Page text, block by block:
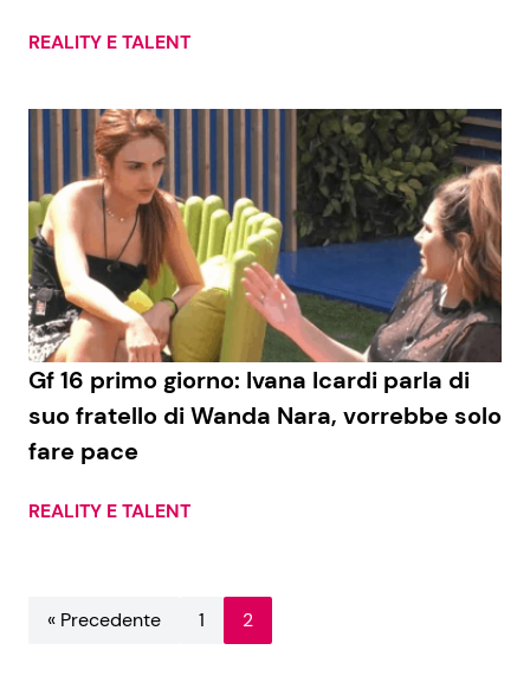
REALITY E TALENT
Gf 16 primo giorno: Ivana Icardi parla di
suo fratello di Wanda Nara, vorrebbe solo
fare pace
REALITY E TALENT
« Precedente 1 2